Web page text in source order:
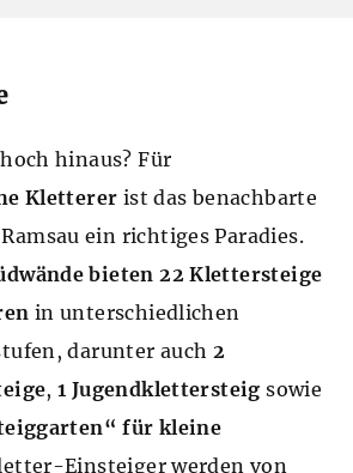
hinaus? Für
Kletterer ist das benachbarte
ein richtiges Paradies.
bieten 22 Klettersteige
in unterschiedlichen
darunter auch 2
,1 Jugendklettersteig sowie
für kleine
Einsteiger werden von